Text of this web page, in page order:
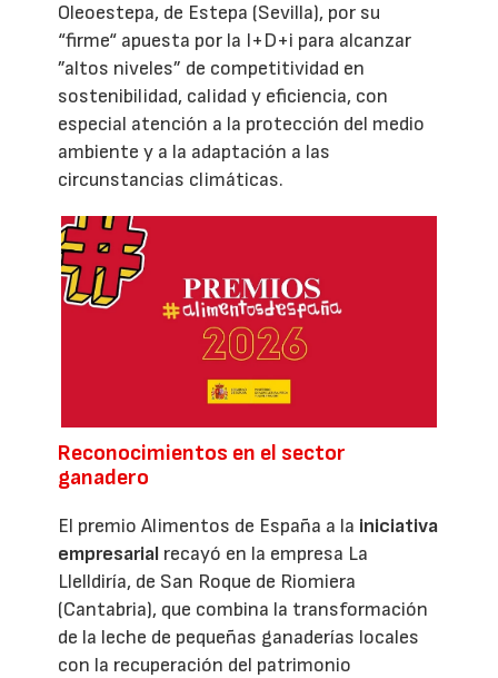
Oleoestepa, de Estepa (Sevilla), por su
“firme“ apuesta por la I+D+i para alcanzar
”altos niveles” de competitividad en
sostenibilidad, calidad y eficiencia, con
especial atención a la protección del medio
ambiente y a la adaptación a las
circunstancias climáticas.
Reconocimientos en el sector
ganadero
El premio Alimentos de España a la iniciativa
empresarial recayó en la empresa La
Llelldiría, de San Roque de Riomiera
(Cantabria), que combina la transformación
de la leche de pequeñas ganaderías locales
con la recuperación del patrimonio